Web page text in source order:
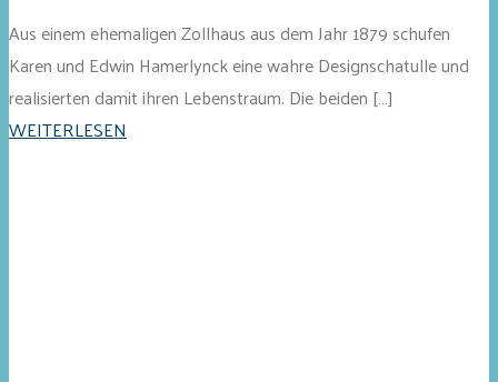
Aus einem ehemaligen Zollhaus aus dem Jahr 1879 schufen
Karen und Edwin Hamerlynck eine wahre Designschatulle und
realisierten damit ihren Lebenstraum. Die beiden […]
WEITERLESEN